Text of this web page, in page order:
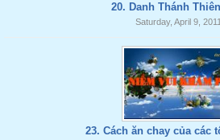
20. Danh Thánh
Saturday, April 9, 2011
23. Cách ăn chay của các